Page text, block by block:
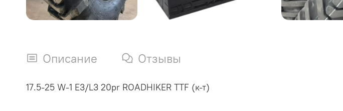
Описание Отзывы
17.5-25 W-1 E3/L3 20pr ROADHIKER TTF (к-т)